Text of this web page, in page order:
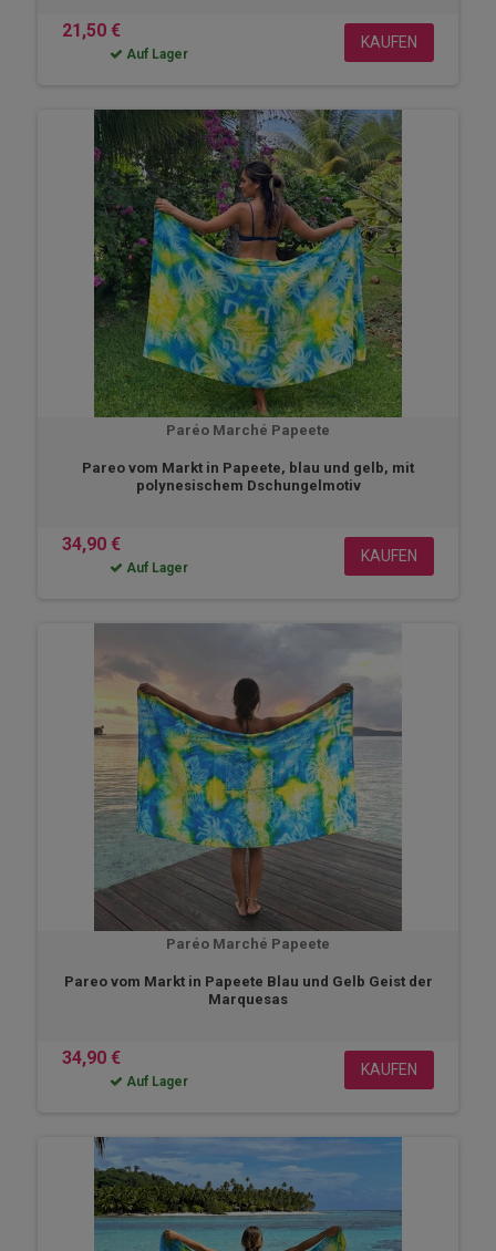
21,50 €
Auf Lager
KAUFEN
Paréo Marché Papeete
Pareo vom Markt in Papeete, blau und gelb, mit
polynesischem Dschungelmotiv
34,90 €
Auf Lager
KAUFEN
Paréo Marché Papeete
Pareo vom Markt in Papeete Blau und Gelb Geist der
Marquesas
34,90 €
Auf Lager
KAUFEN